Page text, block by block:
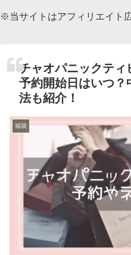
※当サイトはアフィリエイト
チャオパニックティ
予約開始日はいつ？
法も紹介！
福袋